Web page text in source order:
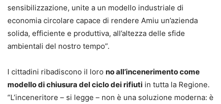
sensibilizzazione, unite a un modello industriale di
economia circolare capace di rendere Amiu un’azienda
solida, efficiente e produttiva, all’altezza delle sfide
ambientali del nostro tempo”.
I cittadini ribadiscono il loro no all’incenerimento come
modello di chiusura del ciclo dei rifiuti in tutta la Regione.
“L’inceneritore – si legge – non è una soluzione moderna: è